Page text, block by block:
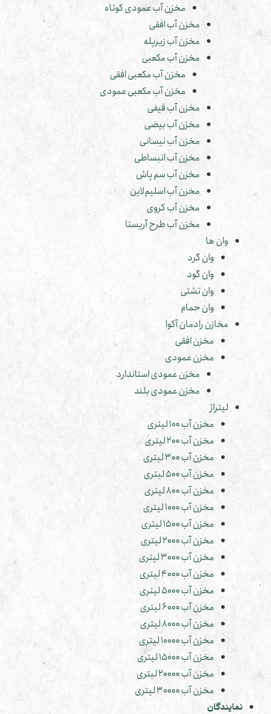
مخزن آب عمودی کوتاه
مخزن آب افقی
مخزن آب زیرپله
مخزن آب مکعبی
مخزن آب مکعبی افقی
مخزن آب مکعبی عمودی
مخزن آب قیفی
مخزن آب بیضی
مخزن آب نیسانی
مخزن آب انبساطی
مخزن آب سم پاش
مخزن آب اسلیم‌لاین
مخزن آب کروی
مخزن آب طرح آریستا
وان ها
وان گرد
وان گود
وان تشتی
وان حمام
مخازن رادمان آکوا
مخزن افقی
مخزن عمودی
مخزن عمودی استاندارد
مخزن عمودی بلند
لیتراژ
مخزن آب 100 لیتری
مخزن آب 200 لیتری
مخزن آب 300 لیتری
مخزن آب 500 لیتری
مخزن آب 800 لیتری
مخزن آب 1000 لیتری
مخزن آب 1500 لیتری
مخزن آب 2000 لیتری
مخزن آب 3000 لیتری
مخزن آب 4000 لیتری
مخزن آب 5000 لیتری
مخزن آب 6000 لیتری
مخزن آب 8000 لیتری
مخزن آب 10000 لیتری
مخزن آب 15000 لیتری
مخزن آب 20000 لیتری
مخزن آب 30000 لیتری
نمایندگان